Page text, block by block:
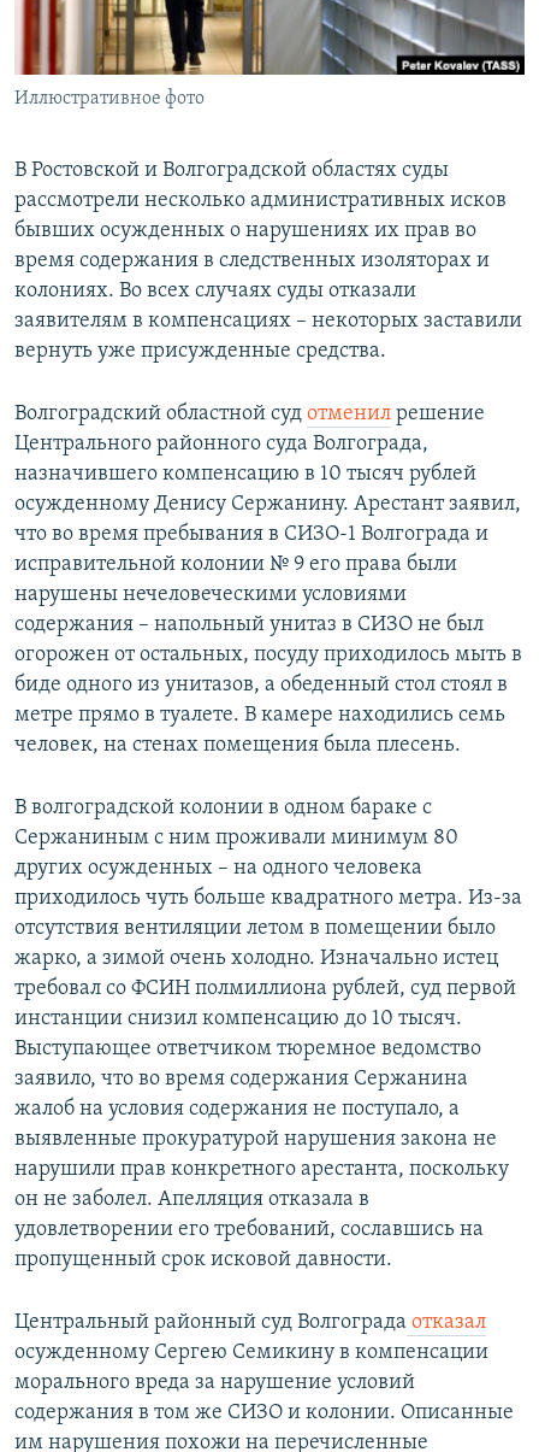
Иллюстративное фото
В Ростовской и Волгоградской областях суды
рассмотрели несколько административных исков
бывших осужденных о нарушениях их прав во
время содержания в следственных изоляторах и
колониях. Во всех случаях суды отказали
заявителям в компенсациях – некоторых заставили
вернуть уже присужденные средства.
Волгоградский областной суд отменил решение
Центрального районного суда Волгограда,
назначившего компенсацию в 10 тысяч рублей
осужденному Денису Сержанину. Арестант заявил,
что во время пребывания в СИЗО-1 Волгограда и
исправительной колонии № 9 его права были
нарушены нечеловеческими условиями
содержания – напольный унитаз в СИЗО не был
огорожен от остальных, посуду приходилось мыть в
биде одного из унитазов, а обеденный стол стоял в
метре прямо в туалете. В камере находились семь
человек, на стенах помещения была плесень.
В волгоградской колонии в одном бараке с
Сержаниным с ним проживали минимум 80
других осужденных – на одного человека
приходилось чуть больше квадратного метра. Из-за
отсутствия вентиляции летом в помещении было
жарко, а зимой очень холодно. Изначально истец
требовал со ФСИН полмиллиона рублей, суд первой
инстанции снизил компенсацию до 10 тысяч.
Выступающее ответчиком тюремное ведомство
заявило, что во время содержания Сержанина
жалоб на условия содержания не поступало, а
выявленные прокуратурой нарушения закона не
нарушили прав конкретного арестанта, поскольку
он не заболел. Апелляция отказала в
удовлетворении его требований, сославшись на
пропущенный срок исковой давности.
Центральный районный суд Волгограда отказал
осужденному Сергею Семикину в компенсации
морального вреда за нарушение условий
содержания в том же СИЗО и колонии. Описанные
им нарушения похожи на перечисленные